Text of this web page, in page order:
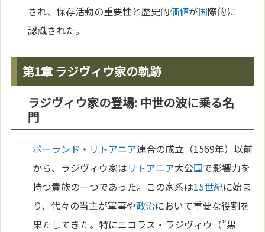
され、保存活動の重要性と歴史的価値が国際的に
認識された。
第1章 ラジヴィウ家の軌跡
ラジヴィウ家の登場: 中世の波に乗る名
門
ポーランド ・ リトアニア連合の成立（1569年）以前
から、ラジヴィウ家はリトアニア大公国で影響力を
持つ貴族の一つであった。この家系は15世紀に始ま
り、代々の当主が軍事や政治において重要な役割を
果たしてきた。特にニコラス・ラジヴィウ（”黒